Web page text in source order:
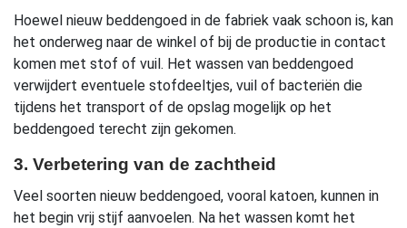
Hoewel nieuw beddengoed in de fabriek vaak schoon is, kan
het onderweg naar de winkel of bij de productie in contact
komen met stof of vuil. Het wassen van beddengoed
verwijdert eventuele stofdeeltjes, vuil of bacteriën die
tijdens het transport of de opslag mogelijk op het
beddengoed terecht zijn gekomen.
3. Verbetering van de zachtheid
Veel soorten nieuw beddengoed, vooral katoen, kunnen in
het begin vrij stijf aanvoelen. Na het wassen komt het